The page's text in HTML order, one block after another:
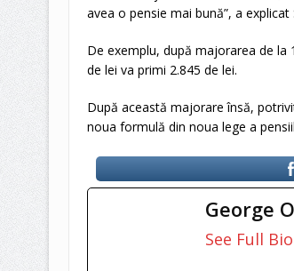
avea o pensie mai bună”, a
De exemplu, după majorarea de la
de lei va primi 2.845 de lei.
După această majorare însă,
noua formulă din noua lege a
George
See Full Bio